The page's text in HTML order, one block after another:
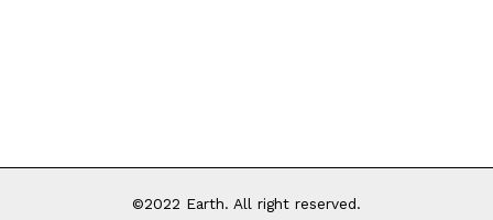
©2022 Earth. All right reserved.